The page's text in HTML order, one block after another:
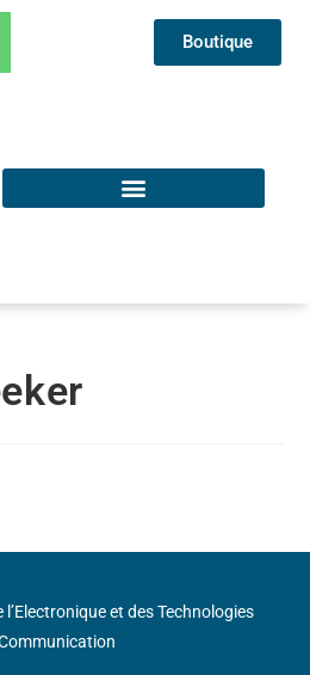
Boutique
l’Electronique et des Technologies